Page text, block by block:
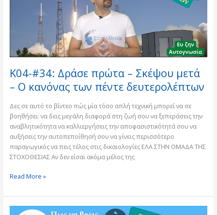
K04-#34: Δράσε πρώτα – Σκέψου μετά
– Ο κανόνας των πέντε δευτερολέπτων
Δες σε αυτό το βίντεο πώς μία τόσο απλή τεχνική μπορεί να σε
βοηθήσει: να δεις μεγάλη διαφορά στη ζωή σου να ξεπεράσεις την
αναβλητικότητα να καλλιεργήσεις την αποφασιστικότητά σου να
αυξήσεις την αυτοπεποίθησή σου να γίνεις περισσότερο
παραγωγικός να πεις τέλος στις δικαιολογίες ΕΛΑ ΣΤΗΝ ΟΜΑΔΑ ΤΗΣ
ΣΤΟΧΟΘΕΣΙΑΣ Αν δεν είσαι ακόμα μέλος της
των
δευτερολέπτων
Read More »